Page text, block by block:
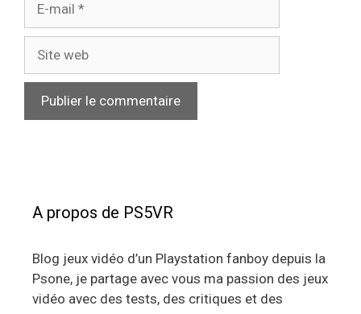
A propos de PS5VR
Blog jeux vidéo d’un Playstation fanboy depuis la
Psone, je partage avec vous ma passion des jeux
vidéo avec des tests, des critiques et des